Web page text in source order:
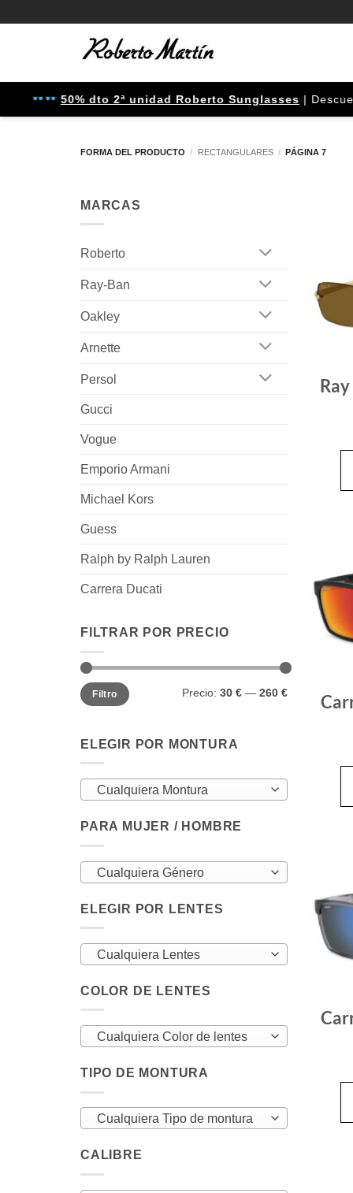
50% dto 2ª unidad Roberto Sunglasses | Descuento
FORMA DEL PRODUCTO / RECTANGULARES / PÁGINA 7
MARCAS
Roberto
Ray-Ban
Oakley
Arnette
Persol
Gucci
Vogue
Emporio Armani
Michael Kors
Guess
Ralph by Ralph Lauren
Carrera Ducati
FILTRAR POR PRECIO
Precio
mínimo
Precio
máximo
Filtro Precio: 30 €— 260 €
ELEGIR POR MONTURA
Cualquiera Montura
PARA MUJER / HOMBRE
Cualquiera Género
ELEGIR POR LENTES
Cualquiera Lentes
COLOR DE LENTES
Cualquiera Color de lentes
TIPO DE MONTURA
Cualquiera Tipo de montura
CALIBRE